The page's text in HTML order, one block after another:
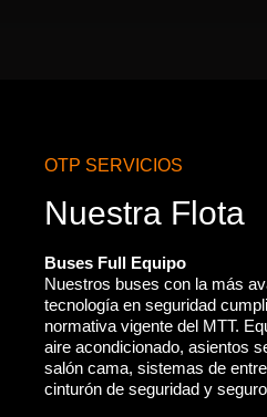
OTP SERVICIOS
Nuestra Flota
Buses Full Equipo
Nuestros buses con la más
tecnología en seguridad
normativa vigente del MTT.
aire acondicionado, asientos
salón cama, sistemas de
cinturón de seguridad y